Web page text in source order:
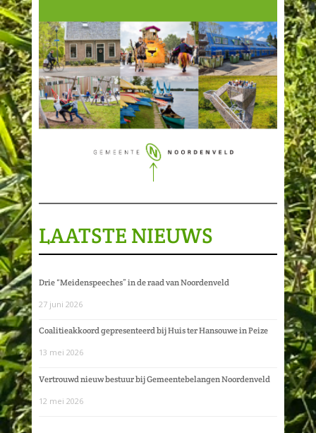
LAATSTE NIEUWS
Drie “Meidenspeeches” in de raad van Noordenveld
27 juni 2026
Coalitieakkoord gepresenteerd bij Huis ter Hansouwe in Peize
13 mei 2026
Vertrouwd nieuw bestuur bij Gemeentebelangen Noordenveld
12 mei 2026